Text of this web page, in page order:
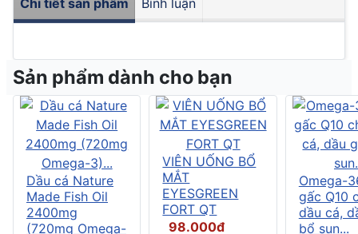
Sản phẩm dành cho bạn
Dầu cá Nature
Made Fish Oil
2400mg
(720mg Omega-
VIÊN UỐNG BỔ
MẮT
EYESGREEN
FORT QT
98.000đ
Omega-
gấc Q10
dầu cá,
bổ sun...